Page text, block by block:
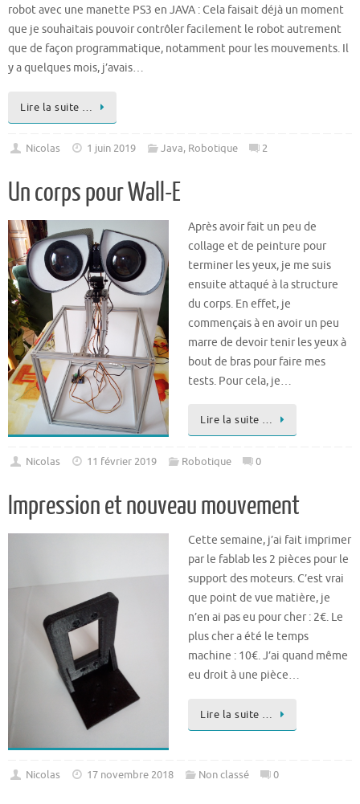
robot avec une manette PS3 en JAVA : Cela faisait déjà un moment
que je souhaitais pouvoir contrôler facilement le robot autrement
que de façon programmatique, notamment pour les mouvements. Il
y a quelques mois, j’avais…
Lire la suite …
Nicolas 1 juin 2019 Java, Robotique 2
Un corps pour Wall-E
Après avoir fait un peu de
collage et de peinture pour
terminer les yeux, je me suis
ensuite attaqué à la structure
du corps. En effet, je
commençais à en avoir un peu
marre de devoir tenir les yeux à
bout de bras pour faire mes
tests. Pour cela, je…
Lire la suite …
Nicolas 11 février 2019 Robotique 0
Impression et nouveau mouvement
Cette semaine, j’ai fait imprimer
par le fablab les 2 pièces pour le
support des moteurs. C’est vrai
que point de vue matière, je
n’en ai pas eu pour cher : 2€. Le
plus cher a été le temps
machine : 10€. J’ai quand même
eu droit à une pièce…
Lire la suite …
Nicolas 17 novembre 2018 Non classé 0